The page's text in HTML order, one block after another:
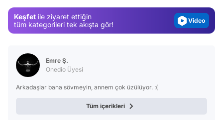
Keşfet ile ziyaret ettiğin
tüm kategorileri tek akışta gör!
Video
Emre Ş.
Onedio Üyesi
Arkadaşlar bana sövmeyin, annem çok üzülüyor. :(
Tüm içerikleri